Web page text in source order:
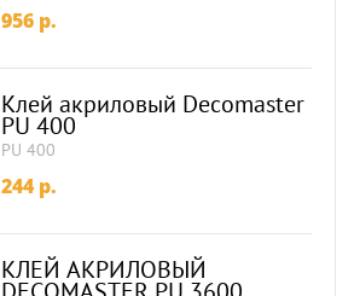
956 p.
Клей акриловый Decomaster
PU 400
PU 400
244p.
КЛЕЙ АКРИЛОВЫЙ